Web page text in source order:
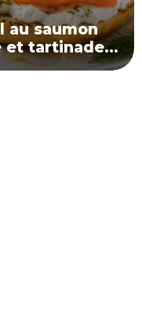
au saumon
et tartinade